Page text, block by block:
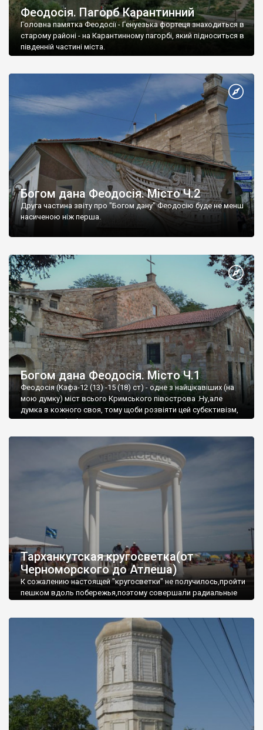
Феодосія. Пагорб Карантинний
Головна памятка Феодосії - Генуезька фортеця знаходиться в
старому районі - на Карантинному пагорбі, який підноситься в
південній частині міста.
Богом дана Феодосія. Місто Ч.2
Друга частина звіту про "Богом дану" Феодосію буде не менш
насиченою ніж перша.
Богом дана Феодосія. Місто Ч.1
Феодосія (Кафа-12 (13) -15 (18) ст) - одне з найцікавіших (на
мою думку) міст всього Кримського півострова .Ну,але
думка в кожного своя, тому щоби розвіяти цей субєктивізм,
запрошую відвідати це
Тарханкутская кругосветка(от
Черноморского до Атлеша)
К сожалению настоящей "кругосветки" не получилось,пройти
пешком вдоль побережья,поэтому совершали радиальные